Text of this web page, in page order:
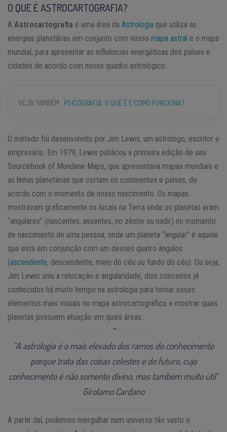
O QUE É ASTROCARTOGRAFIA?
A Astrocartografia é uma área da Astrologia que utiliza as
energias planetárias em conjunto com nosso mapa astral e o mapa
mundial, para apresentar as influências energéticas dos países e
cidades de acordo com nosso quadro astrológico.
VEJA TAMBÉM PSICOGRAFIA: O QUE É E COMO FUNCIONA?
O método foi desenvolvido por Jim Lewis, um astrólogo, escritor e
empresário. Em 1979, Lewis publicou a primeira edição de seu
Sourcebook of Mundane Maps, que apresentava mapas mundiais e
as linhas planetárias que cortam os continentes e países, de
acordo com o momento de nosso nascimento. Os mapas
mostravam graficamente os locais na Terra onde os planetas eram
“angulares” (nascentes, assentes, no zênite ou nadir) no momento
de nascimento de uma pessoa, onde um planeta “angular” é aquele
que está em conjunção com um desses quatro ângulos
(ascendente, descendente, meio do céu ou fundo do céu). Ou seja,
Jim Lewis uniu a relocação e angularidade, dois conceitos já
conhecidos há muito tempo na astrologia para tornar esses
elementos mais visuais no mapa astrocartográfico e mostrar quais
planetas possuem atuação em quais áreas.
“A astrologia é o mais elevado dos ramos do conhecimento
porque trata das coisas celestes e do futuro, cujo
conhecimento é não somente divino, mas também muito útil”
Girolamo Cardano
A partir daí, podemos mergulhar num universo tão vasto e